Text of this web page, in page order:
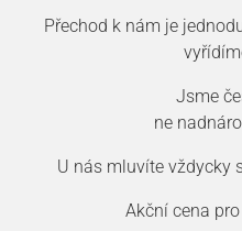
Přechod k nám je
Jsme
ne
U nás mluvíte vždycky
Akční cena